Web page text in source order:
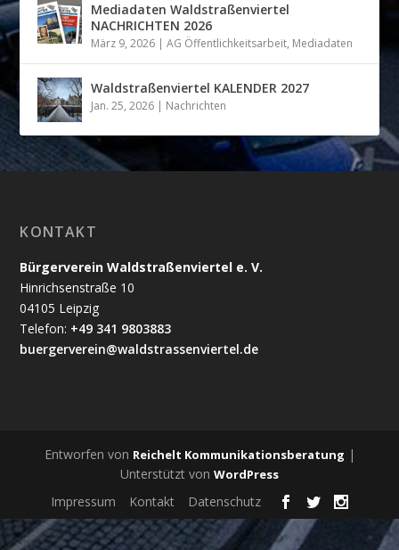
Mediadaten Waldstraßenviertel
NACHRICHTEN 2026
März 9, 2026 |AG Öffentlichkeitsarbeit, Mediadaten
Waldstraßenviertel KALENDER 2027
Jan. 25, 2026 | Nachrichten
KONTAKT
Bürgerverein Waldstraßenviertel e. V.
Hinrichsenstraße 10
04105 Leipzig
Telefon: +49 341 9803883
buergerverein@waldstrassenviertel.de
Entworfen von Reichelt Kommunikationsberatung |
Unterstützt von WordPress
Impressum Kontakt Datenschutz